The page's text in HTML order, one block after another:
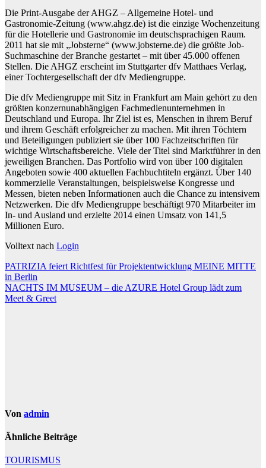
Die Print-Ausgabe der AHGZ – Allgemeine Hotel- und
Gastronomie-Zeitung (www.ahgz.de) ist die einzige Wochenzeitung
für die Hotellerie und Gastronomie im deutschsprachigen Raum.
2011 hat sie mit „Jobsterne“ (www.jobsterne.de) die größte Job-
Suchmaschine der Branche gestartet – mit über 45.000 offenen
Stellen. Die AHGZ erscheint im Stuttgarter dfv Matthaes Verlag,
einer Tochtergesellschaft der dfv Mediengruppe.
Die dfv Mediengruppe mit Sitz in Frankfurt am Main gehört zu den
größten konzernunabhängigen Fachmedienunternehmen in
Deutschland und Europa. Ihr Ziel ist es, Menschen in ihrem Beruf
und ihrem Geschäft erfolgreicher zu machen. Mit ihren Töchtern
und Beteiligungen publiziert sie über 100 Fachzeitschriften für
wichtige Wirtschaftsbereiche. Viele der Titel sind Marktführer in den
jeweiligen Branchen. Das Portfolio wird von über 100 digitalen
Angeboten sowie 400 aktuellen Fachbuchtiteln ergänzt. Über 140
kommerzielle Veranstaltungen, beispielsweise Kongresse und
Messen, bieten neben Informationen auch die Chance zu intensivem
Netzwerken. Die dfv Mediengruppe beschäftigt 970 Mitarbeiter im
In- und Ausland und erzielte 2014 einen Umsatz von 141,5
Millionen Euro.
Volltext nach Login
Beitragsnavigation
PATRIZIA feiert Richtfest für Projektentwicklung MEINE MITTE
in Berlin
NACHTS IM MUSEUM – die AZURE Hotel Group lädt zum
Meet & Greet
Von admin
Ähnliche Beiträge
TOURISMUS